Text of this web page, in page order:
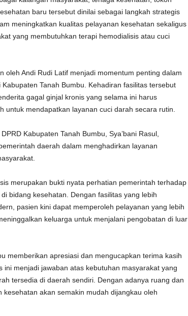
baru tersebut dinilai sebagai langkah strategis
meningkatkan kualitas pelayanan kesehatan sekaligus
yang membutuhkan terapi hemodialisis atau cuci
oleh Andi Rudi Latif menjadi momentum penting dalam
Tanah Bumbu. Kehadiran fasilitas tersebut
gagal ginjal kronis yang selama ini harus
untuk mendapatkan layanan cuci darah secara rutin.
Kabupaten Tanah Bumbu, Sya’bani Rasul,
daerah dalam menghadirkan layanan
merupakan bukti nyata perhatian pemerintah terhadap
bidang kesehatan. Dengan fasilitas yang lebih
pasien kini dapat memperoleh pelayanan yang lebih
keluarga untuk menjalani pengobatan di luar
memberikan apresiasi dan mengucapkan terima kasih
ini menjadi jawaban atas kebutuhan masyarakat yang
tersedia di daerah sendiri. Dengan adanya ruang dan
akan semakin mudah dijangkau oleh